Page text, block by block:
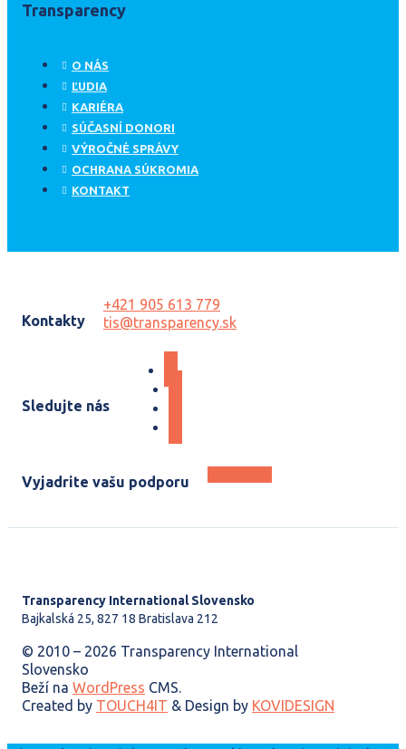
Transparency
O NÁS
ĽUDIA
KARIÉRA
SÚČASNÍ DONORI
VÝROČNÉ SPRÁVY
OCHRANA SÚKROMIA
KONTAKT
Kontakty
+421 905 613 779
tis@transparency.sk
Sledujte nás
Vyjadrite vašu podporu
Transparency International Slovensko
Bajkalská 25, 827 18 Bratislava 212
© 2010 – 2026 Transparency International
Slovensko
Beží na WordPress CMS.
Created by TOUCH4IT & Design by KOVIDESIGN